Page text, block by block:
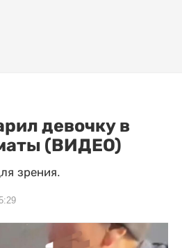
девочку в
(ВИДЕО)
зрения.